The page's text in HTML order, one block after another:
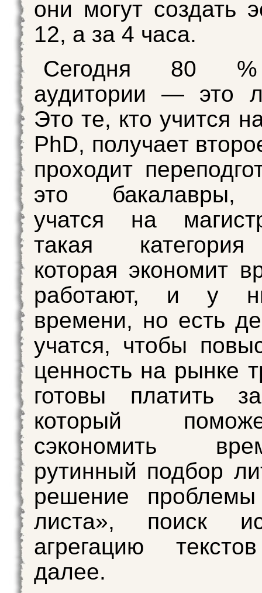
они могут создать
12, а за 4 часа.
Сегодня 80
аудитории — это
Это те, кто учится
PhD, получает
проходит
это бакалавры,
учатся на
такая
которая экономит
работают, и у
времени, но есть
учатся, чтобы
ценность на рынке
готовы платить
который
сэкономить
рутинный подбор
решение проблемы
листа», поиск
агрегацию
далее.